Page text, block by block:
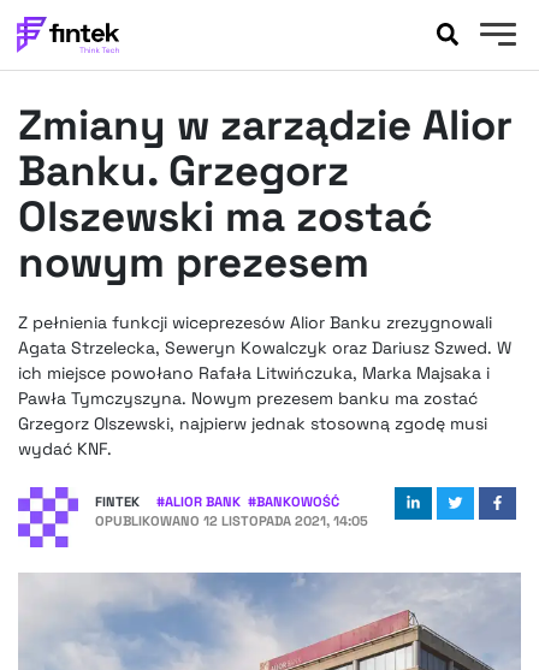
BANKOWOŚĆ
EVENTY
FELIETONY
WYWIADY
LEGAL
FINTEKEXTRA
OKIEM EKSPERTA
Zmiany w zarządzie Alior
Banku. Grzegorz
Olszewski ma zostać
nowym prezesem
Z pełnienia funkcji wiceprezesów Alior Banku zrezygnowali
Agata Strzelecka, Seweryn Kowalczyk oraz Dariusz Szwed. W
ich miejsce powołano Rafała Litwińczuka, Marka Majsaka i
Pawła Tymczyszyna. Nowym prezesem banku ma zostać
Grzegorz Olszewski, najpierw jednak stosowną zgodę musi
wydać KNF.
FINTEK #ALIOR BANK #BANKOWOŚĆ
OPUBLIKOWANO 12 LISTOPADA 2021, 14:05